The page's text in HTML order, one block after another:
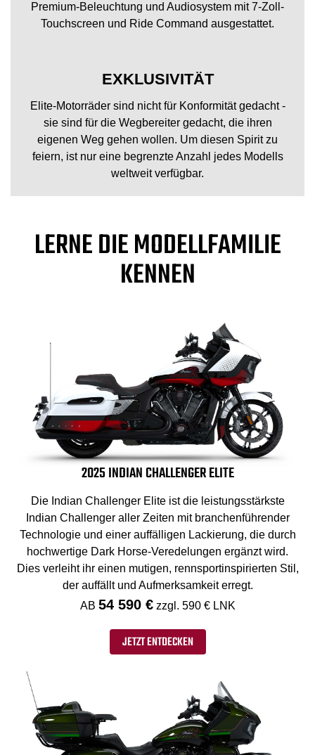
Premium-Beleuchtung und Audiosystem mit 7-Zoll-
Touchscreen und Ride Command ausgestattet.
EXKLUSIVITÄT
Elite-Motorräder sind nicht für Konformität gedacht -
sie sind für die Wegbereiter gedacht, die ihren
eigenen Weg gehen wollen. Um diesen Spirit zu
feiern, ist nur eine begrenzte Anzahl jedes Modells
weltweit verfügbar.
LERNE DIE MODELLFAMILIE
KENNEN
2025 INDIAN CHALLENGER ELITE
Die Indian Challenger Elite ist die leistungsstärkste
Indian Challenger aller Zeiten mit branchenführender
Technologie und einer auffälligen Lackierung, die durch
hochwertige Dark Horse-Veredelungen ergänzt wird.
Dies verleiht ihr einen mutigen, rennsportinspirierten Stil,
der auffällt und Aufmerksamkeit erregt.
AB 54 590 € zzgl. 590 € LNK
JETZT ENTDECKEN